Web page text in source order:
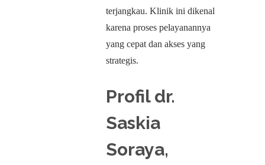
terjangkau. Klinik ini dikenal
karena proses pelayanannya
yang cepat dan akses yang
strategis.
Profil dr.
Saskia
Soraya,